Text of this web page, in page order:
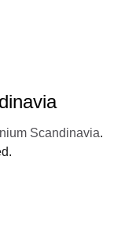
Scandinavia.